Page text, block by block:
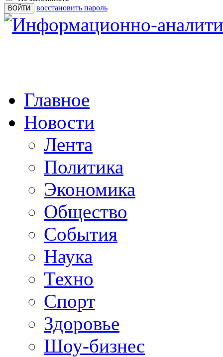
восстановить пароль
Главное
Новости
Лента
Политика
Экономика
Общество
События
Наука
Техно
Спорт
Здоровье
Шоу-бизнес